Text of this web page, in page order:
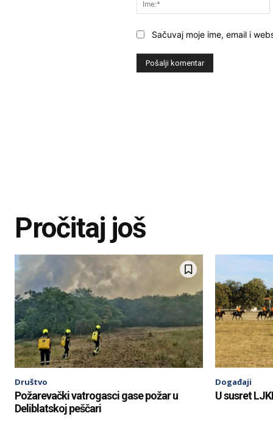
Sačuvaj moje ime, email i
Pročitaj još
Društvo
Požarevački vatrogasci gase požar u
Deliblatskoj peščari
Događaji
U susret